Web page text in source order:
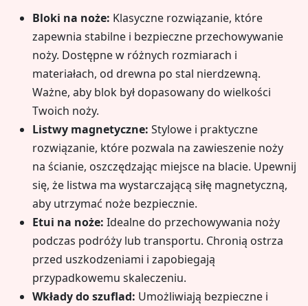
Bloki na noże: Klasyczne rozwiązanie, które
zapewnia stabilne i bezpieczne przechowywanie
noży. Dostępne w różnych rozmiarach i
materiałach, od drewna po stal nierdzewną.
Ważne, aby blok był dopasowany do wielkości
Twoich noży.
Listwy magnetyczne: Stylowe i praktyczne
rozwiązanie, które pozwala na zawieszenie noży
na ścianie, oszczędzając miejsce na blacie. Upewnij
się, że listwa ma wystarczającą siłę magnetyczną,
aby utrzymać noże bezpiecznie.
Etui na noże: Idealne do przechowywania noży
podczas podróży lub transportu. Chronią ostrza
przed uszkodzeniami i zapobiegają
przypadkowemu skaleczeniu.
Wkłady do szuflad: Umożliwiają bezpieczne i